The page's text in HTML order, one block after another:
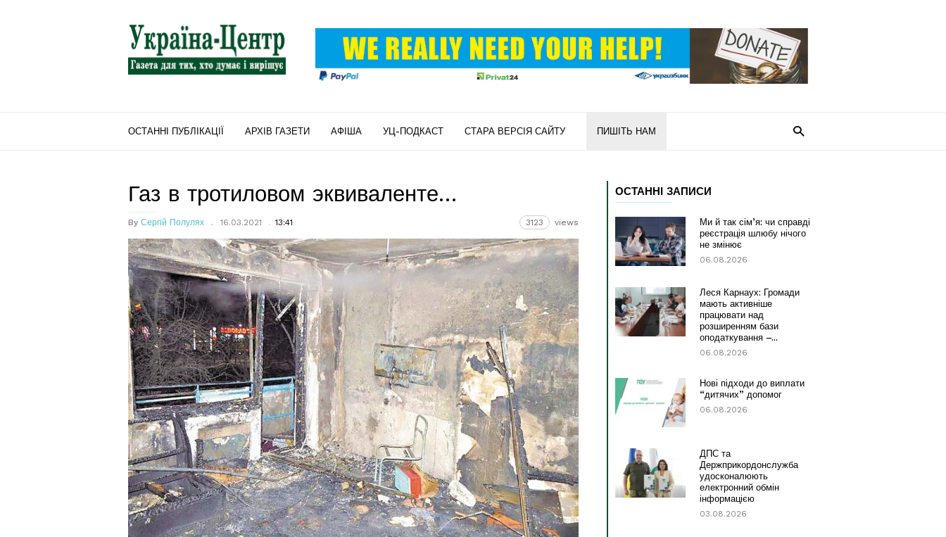
"Україна-
Центр"
ОСТАННІ ПУБЛІКАЦІЇ АРХІВ ГАЗЕТИ АФІША УЦ-ПОДКАСТ СТАРА ВЕРСІЯ САЙТУ ПИШІТЬ НАМ
Газ в тротиловом эквиваленте…
By Сергій Полулях 16.03.2021 13:41 3123 views
ОСТАННІ ЗАПИСИ
Ми й так сім’я: чи справді
реєстрація шлюбу нічого
не змінює
06.08.2026
Леся Карнаух: Громади
мають активніше
працювати над
розширенням бази
оподаткування –...
06.08.2026
Нові підходи до виплати
“дитячих” допомог
06.08.2026
ДПС та
Держприкордонслужба
удосконалюють
електронний обмін
інформацією
03.08.2026